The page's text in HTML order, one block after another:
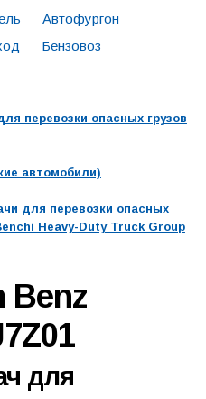
Автофургон
Бензовоз
перевозки опасных грузов
автомобили)
для перевозки опасных
Heavy-Duty Truck Group
Benz
для